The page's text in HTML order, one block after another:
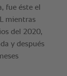
fue éste el
mientras
del 2020,
y después